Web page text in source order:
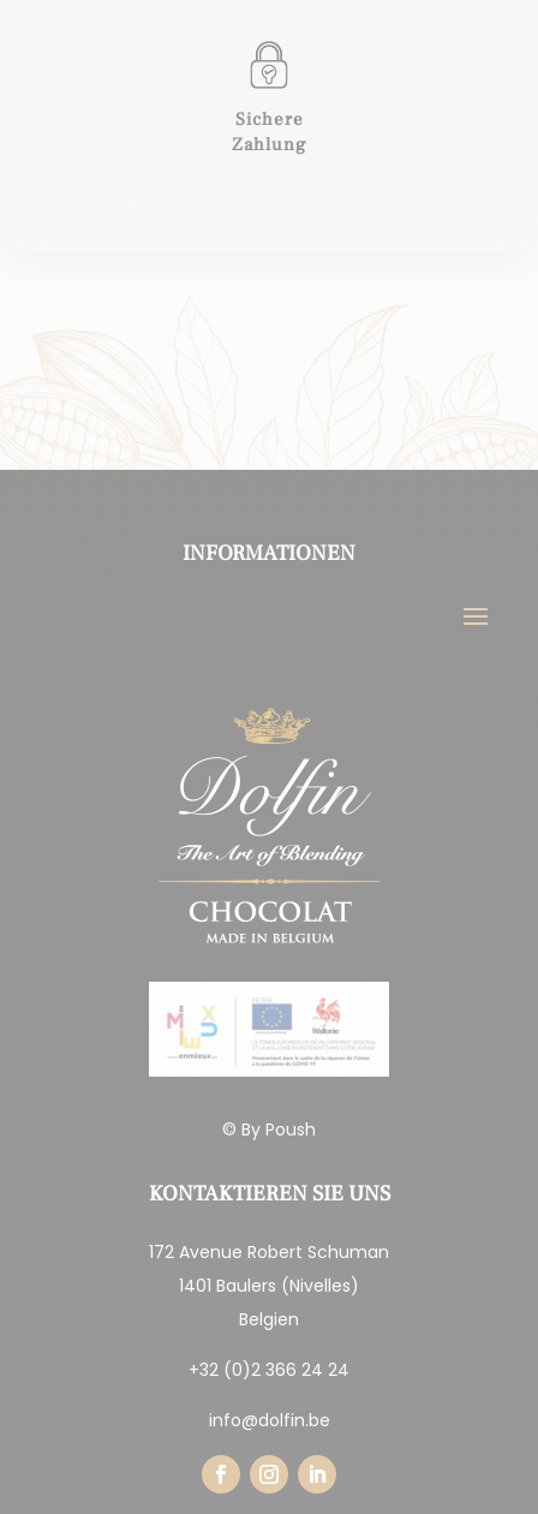
Sichere
Zahlung
INFORMATIONEN
© By Poush
KONTAKTIEREN SIE UNS
172 Avenue Robert Schuman
1401 Baulers (Nivelles)
Belgien
+32 (0)2 366 24 24
info@dolfin.be